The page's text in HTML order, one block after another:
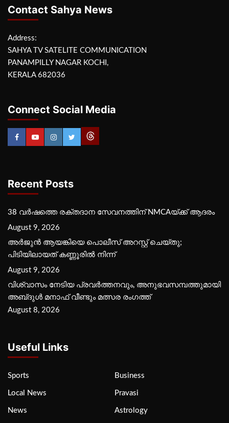
Contact Sahya News
Address:
SAHYA TV SATELITE COMMUNICATION
PANAMPILLY NAGAR KOCHI,
KERALA 682036
Connect Social Media
Recent Posts
38 വർഷത്തെ രക്തദാന സേവനത്തിന് NMCAയ്ക്ക് ആദരം
August 9, 2026
അർജുൻ ആയങ്കിയെ പൊലീസ് അറസ്റ്റ് ചെയ്‌തു;
പിടിയിലായത് കണ്ണൂരിൽ നിന്ന്
August 9, 2026
വിശ്വാസം നേടിയ പ്രവർത്തനവും, അനുഭവസമ്പത്തുമായി
അബ്‌ദുൾ മനാഫ് വീണ്ടും മത്സര രംഗത്ത്
August 8, 2026
Useful Links
Sports Business
Local News Pravasi
News Astrology